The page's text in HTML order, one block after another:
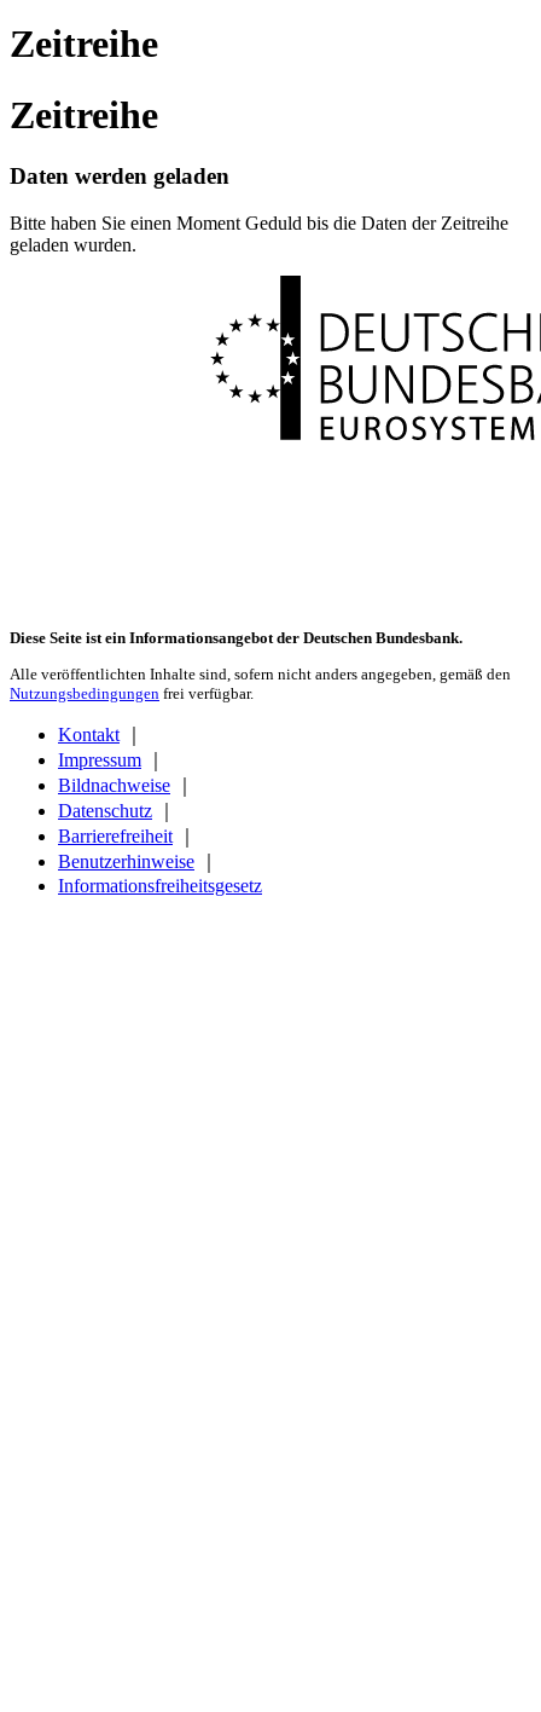
Zeitreihe
Zeitreihe
Daten werden geladen
Bitte haben Sie einen Moment Geduld bis die Daten der Zeitreihe
geladen wurden.
Diese Seite ist ein Informationsangebot der Deutschen Bundesbank.
Alle veröffentlichten Inhalte sind, sofern nicht anders angegeben, gemäß den
Nutzungsbedingungen frei verfügbar.
Kontakt
Impressum
Bildnachweise
Datenschutz
Barrierefreiheit
Benutzerhinweise
Informationsfreiheitsgesetz